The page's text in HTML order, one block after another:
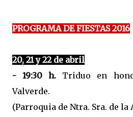
PROGRAMA DE FIESTAS 2016
20, 21 y 22 de abril
- 19:30 h. Triduo en
Valverde.
(Parroquia de Ntra. Sra. de la